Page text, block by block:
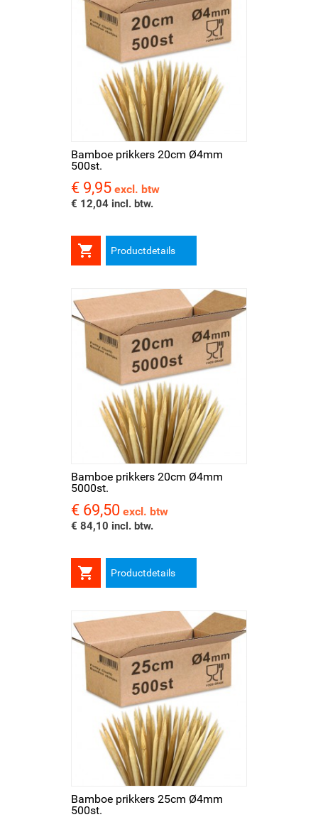
Bamboe prikkers 20cm Ø4mm
500st.
Prijs
€ 9,95 excl. btw
€ 12,04 incl. btw.
 Productdetails
Bamboe prikkers 20cm Ø4mm
5000st.
Prijs
€ 69,50 excl. btw
€ 84,10 incl. btw.
 Productdetails
Bamboe prikkers 25cm Ø4mm
500st.